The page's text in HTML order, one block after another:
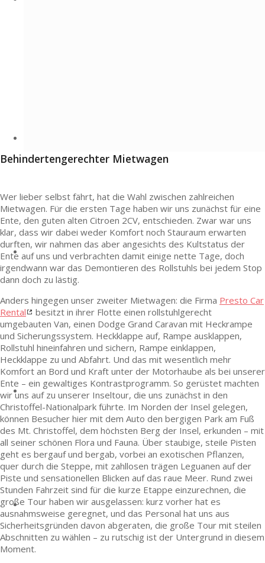
Behindertengerechter Mietwagen
Wer lieber selbst fährt, hat die Wahl zwischen zahlreichen
Mietwagen. Für die ersten Tage haben wir uns zunächst für eine
Ente, den guten alten Citroen 2CV, entschieden. Zwar war uns
klar, dass wir dabei weder Komfort noch Stauraum erwarten
durften, wir nahmen das aber angesichts des Kultstatus der
Ente auf uns und verbrachten damit einige nette Tage, doch
irgendwann war das Demontieren des Rollstuhls bei jedem Stop
dann doch zu lästig.
Anders hingegen unser zweiter Mietwagen: die Firma Presto Car
Rental
besitzt in ihrer Flotte einen rollstuhlgerecht
umgebauten Van, einen Dodge Grand Caravan mit Heckrampe
und Sicherungssystem. Heckklappe auf, Rampe ausklappen,
Rollstuhl hineinfahren und sichern, Rampe einklappen,
Heckklappe zu und Abfahrt. Und das mit wesentlich mehr
Komfort an Bord und Kraft unter der Motorhaube als bei unserer
Ente – ein gewaltiges Kontrastprogramm. So gerüstet machten
wir uns auf zu unserer Inseltour, die uns zunächst in den
Christoffel-Nationalpark führte. Im Norden der Insel gelegen,
können Besucher hier mit dem Auto den bergigen Park am Fuß
des Mt. Christoffel, dem höchsten Berg der Insel, erkunden – mit
all seiner schönen Flora und Fauna. Über staubige, steile Pisten
geht es bergauf und bergab, vorbei an exotischen Pflanzen,
quer durch die Steppe, mit zahllosen trägen Leguanen auf der
Piste und sensationellen Blicken auf das raue Meer. Rund zwei
Stunden Fahrzeit sind für die kurze Etappe einzurechnen, die
große Tour haben wir ausgelassen: kurz vorher hat es
ausnahmsweise geregnet, und das Personal hat uns aus
Sicherheitsgründen davon abgeraten, die große Tour mit steilen
Abschnitten zu wählen – zu rutschig ist der Untergrund in diesem
Moment.